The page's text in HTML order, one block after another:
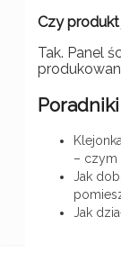
Czy
Tak. Panel
– czym
Jak
Jak